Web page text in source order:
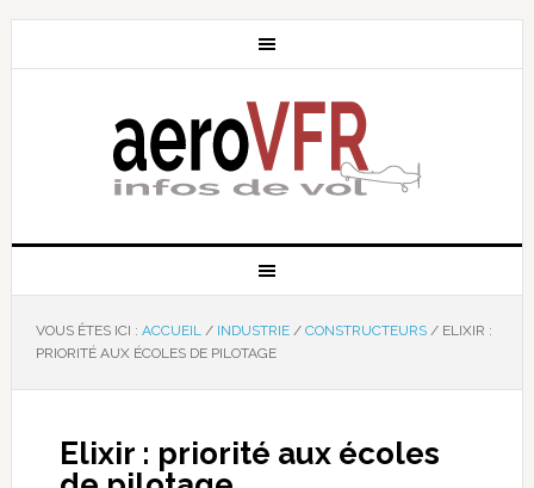
VOUS ÊTES ICI : ACCUEIL / INDUSTRIE / CONSTRUCTEURS /ELIXIR :
PRIORITÉ AUX ÉCOLES DE PILOTAGE
Elixir : priorité aux écoles